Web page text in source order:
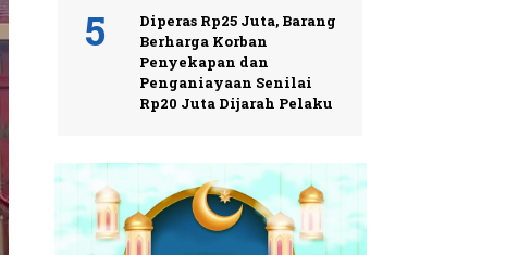
Diperas Rp25 Juta, Barang
Berharga Korban
Penyekapan dan
Penganiayaan Senilai
Rp20 Juta Dijarah Pelaku